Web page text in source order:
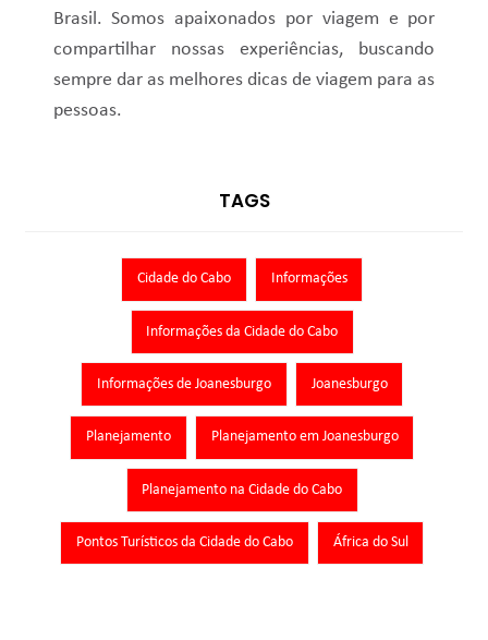
Brasil. Somos apaixonados por viagem e por
compartilhar nossas experiências, buscando
sempre dar as melhores dicas de viagem para as
pessoas.
TAGS
Cidade do Cabo Informações
Informações da Cidade do Cabo
Informações de Joanesburgo Joanesburgo
Planejamento Planejamento em Joanesburgo
Planejamento na Cidade do Cabo
Pontos Turísticos da Cidade do Cabo África do Sul